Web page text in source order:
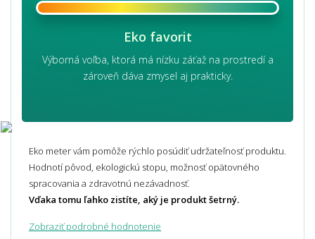
Eko favorit
Výborná voľba, ktorá má nízku záťaž na prostredí a
zároveň dáva zmysel aj prakticky.
Eko meter vám pomôže rýchlo posúdiť udržateľnosť produktu.
Hodnotí pôvod, ekologickú stopu, možnosť opätovného
spracovania a zdravotnú nezávadnosť.
Vďaka tomu ľahko zistíte, aký je produkt šetrný.
Zobraziť podrobné hodnotenie